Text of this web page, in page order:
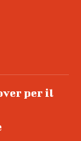
per il